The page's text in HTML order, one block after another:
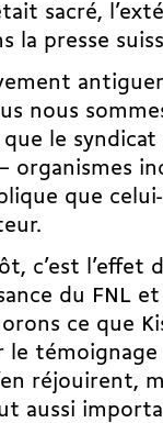
sacré,
la presse
nous
le
organismes
que
c’est l’effet
du FNL
ce que
témoignage
réjouirent,
aussi